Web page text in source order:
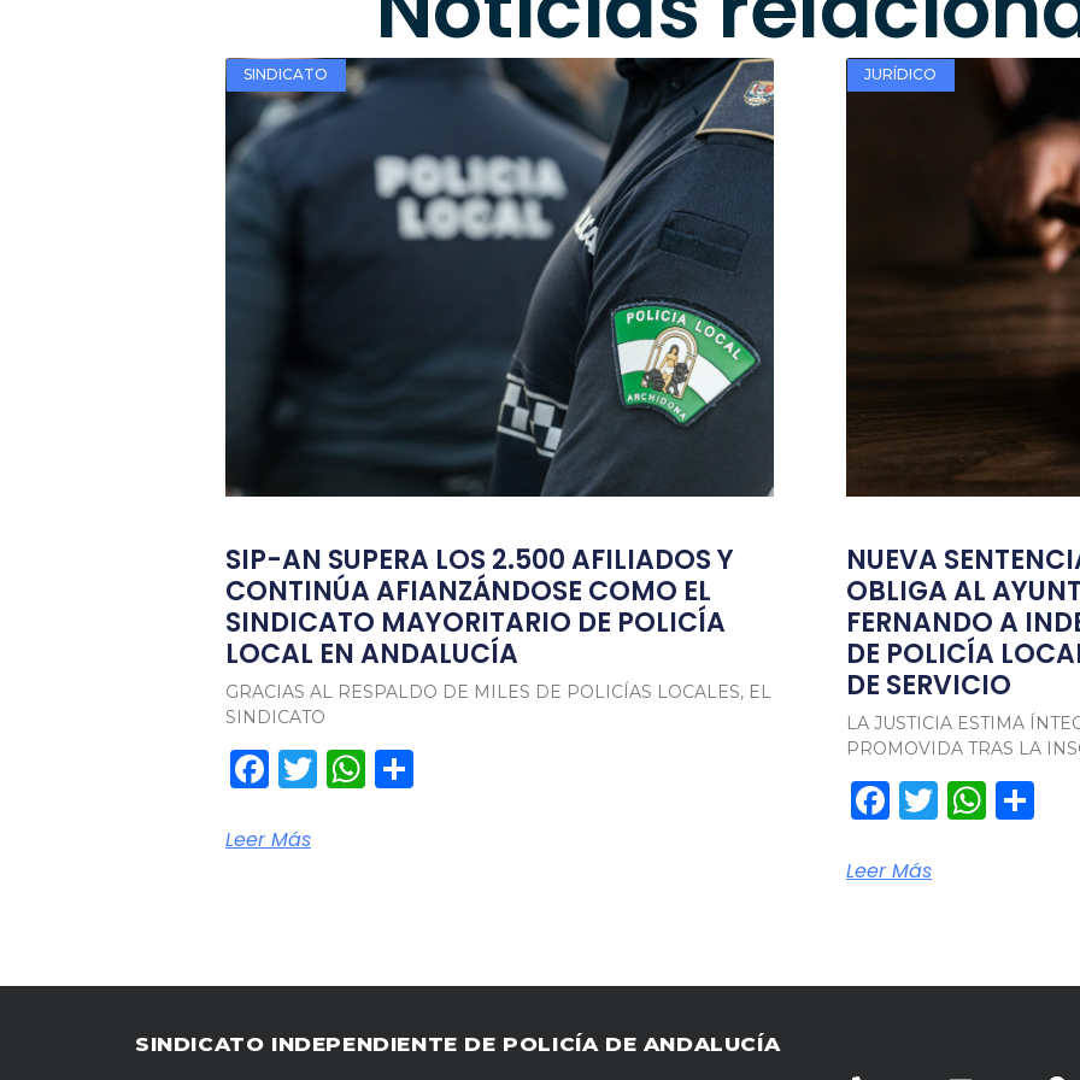
SINDICATO
SIP-AN SUPERA LOS 2.500 AFILIADOS Y
CONTINÚA AFIANZÁNDOSE COMO EL
SINDICATO MAYORITARIO DE POLICÍA
LOCAL EN ANDALUCÍA
GRACIAS AL RESPALDO DE MILES DE POLICÍAS LOCALES, EL
SINDICATO
Facebook
TwitterWhatsApp
Leer Más
JURÍDICO
NUEVA
OBLIGA AL
FERNANDO A
DE POLICÍA
DE SERVICIO
LA JUSTICIA ESTIMA
PROMOVIDA TRAS LA
Facebook
Twitter
Leer Más
SINDICATO INDEPENDIENTE DE POLICÍA DE ANDALUCÍA